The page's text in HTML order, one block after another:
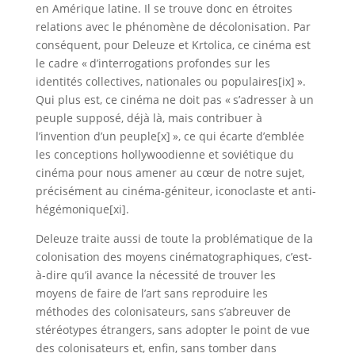
en Amérique latine. Il se trouve donc en étroites
relations avec le phénomène de décolonisation. Par
conséquent, pour Deleuze et Krtolica, ce cinéma est
le cadre « d’interrogations profondes sur les
identités collectives, nationales ou populaires[ix] ».
Qui plus est, ce cinéma ne doit pas « s’adresser à un
peuple supposé, déjà là, mais contribuer à
l’invention d’un peuple[x] », ce qui écarte d’emblée
les conceptions hollywoodienne et soviétique du
cinéma pour nous amener au cœur de notre sujet,
précisément au cinéma-géniteur, iconoclaste et anti-
hégémonique[xi].
Deleuze traite aussi de toute la problématique de la
colonisation des moyens cinématographiques, c’est-
à-dire qu’il avance la nécessité de trouver les
moyens de faire de l’art sans reproduire les
méthodes des colonisateurs, sans s’abreuver de
stéréotypes étrangers, sans adopter le point de vue
des colonisateurs et, enfin, sans tomber dans